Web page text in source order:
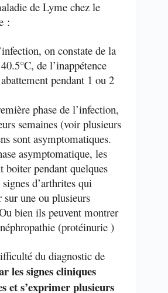
de Lyme chez le
:
on constate de la
de l’inappétence
pendant 1 ou 2
phase de l’infection,
semaines (voir plusieurs
sont asymptomatiques.
asymptomatique, les
boiter pendant quelques
d’arthrites qui
sur une ou plusieurs
bien ils peuvent montrer
(protéinurie )
du diagnostic de
les signes cliniques
et s’exprimer plusieurs